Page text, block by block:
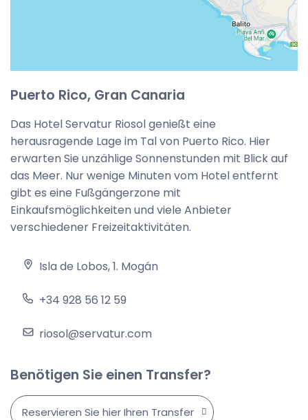
Puerto Rico, Gran Canaria
Das Hotel Servatur Riosol genießt eine
herausragende Lage im Tal von Puerto Rico. Hier
erwarten Sie unzählige Sonnenstunden mit Blick auf
das Meer. Nur wenige Minuten vom Hotel entfernt
gibt es eine Fußgängerzone mit
Einkaufsmöglichkeiten und viele Anbieter
verschiedener Freizeitaktivitäten.
Isla de Lobos, 1. Mogán
+34 928 56 12 59
riosol@servatur.com
Benötigen Sie einen Transfer?
Reservieren Sie hier Ihren Transfer